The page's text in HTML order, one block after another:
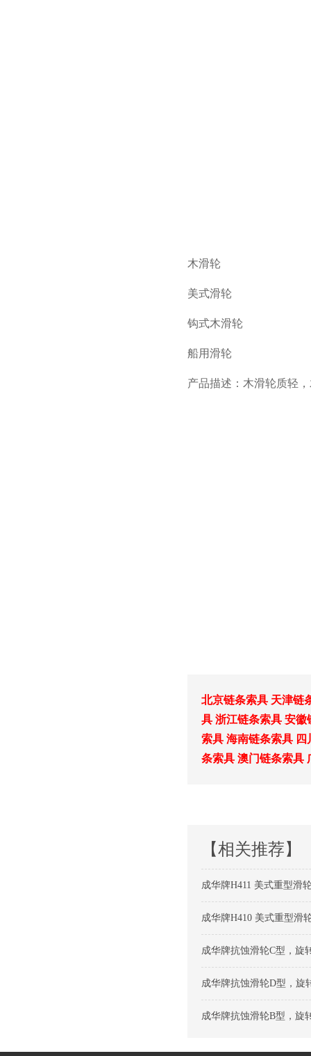
木滑轮
美式滑轮
钩式木滑轮
船用滑轮
产品描述：木滑轮质轻
北京链条索具 天津链
具 浙江链条索具 安徽
索具 海南链条索具 四
条索具 澳门链条索具
【相关推荐】
成华牌H411 美式重型滑
成华牌H410 美式重型滑
成华牌抗蚀滑轮C型，旋
成华牌抗蚀滑轮D型，旋
成华牌抗蚀滑轮B型，旋